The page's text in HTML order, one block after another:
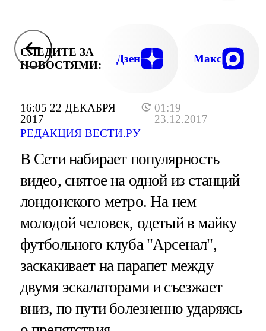
16:05 22 ДЕКАБРЯ
2017
01:19
23.12.2017
РЕДАКЦИЯ ВЕСТИ.РУ
СЛЕДИТЕ ЗА
НОВОСТЯМИ:
Дзен Макс
В Сети набирает популярность
видео, снятое на одной из станций
лондонского метро. На нем
молодой человек, одетый в майку
футбольного клуба "Арсенал",
заскакивает на парапет между
двумя эскалаторами и съезжает
вниз, по пути болезненно ударяясь